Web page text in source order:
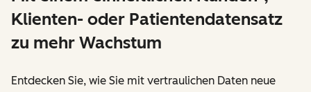
Klienten- oder Patientendatensatz
zu mehr Wachstum
Entdecken Sie, wie Sie mit vertraulichen Daten neue